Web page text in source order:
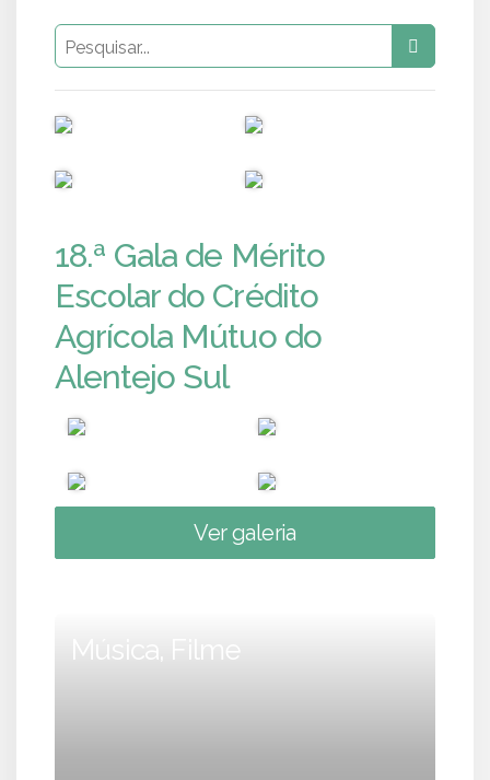
18.ª Gala de Mérito
Escolar do Crédito
Agrícola Mútuo do
Alentejo Sul
Ver galeria
Música, Filme